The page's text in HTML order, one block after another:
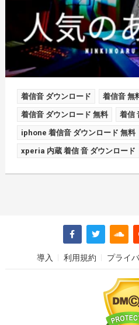
着信音 ダウンロード 着信音 無
着信音 ダウンロード 無料 着信
iphone 着信音 ダウンロード 無料
xperia 内蔵 着信 音 ダウンロード
導入 利用規約 プライ